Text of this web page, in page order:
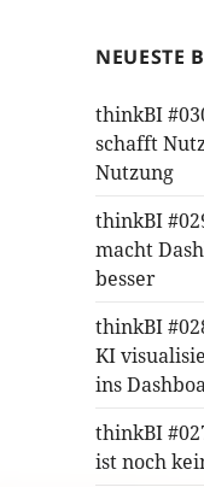
NEUESTE
thinkBI
schafft
Nutzung
thinkBI
macht
besser
thinkBI
KI
ins
thinkBI
ist noch